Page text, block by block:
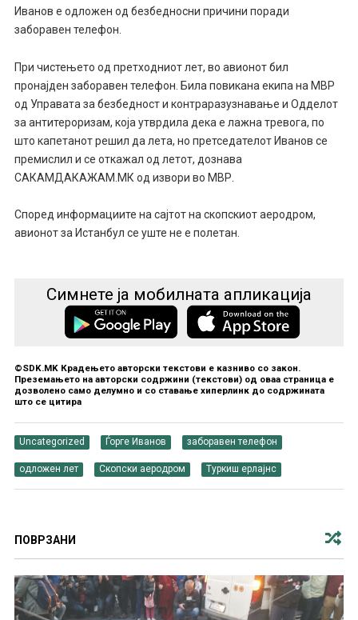
Иванов е одложен од безбедносни причини поради
заборавен телефон.
При чистењето од претходниот лет, во авионот бил
пронајден заборавен телефон. Била повикана екипа на МВР
од Управата за безбедност и контраразузнавање и Одделот
за антитероризам, која утврдила дека е лажна тревога, по
што капетанот решил да лета, но претседателот Иванов се
премислил и се откажал од летот, дознава
САКАМДАКАЖАМ.МК од извори во МВР.
Според информациите на сајтот на скопскиот аеродром,
авионот за Истанбул се уште не е полетан.
Симнете ја мобилната апликација
©SDK.MK Крадењето авторски текстови е казниво со закон.
Преземањето на авторски содржини (текстови) од оваа страница е
дозволено само делумно и со ставање хиперлинк до содржината
што се цитира
Uncategorized Ѓорге Иванов заборавен телефон
одложен лет Скопски аеродром Туркиш ерлајнс
ПОВРЗАНИ